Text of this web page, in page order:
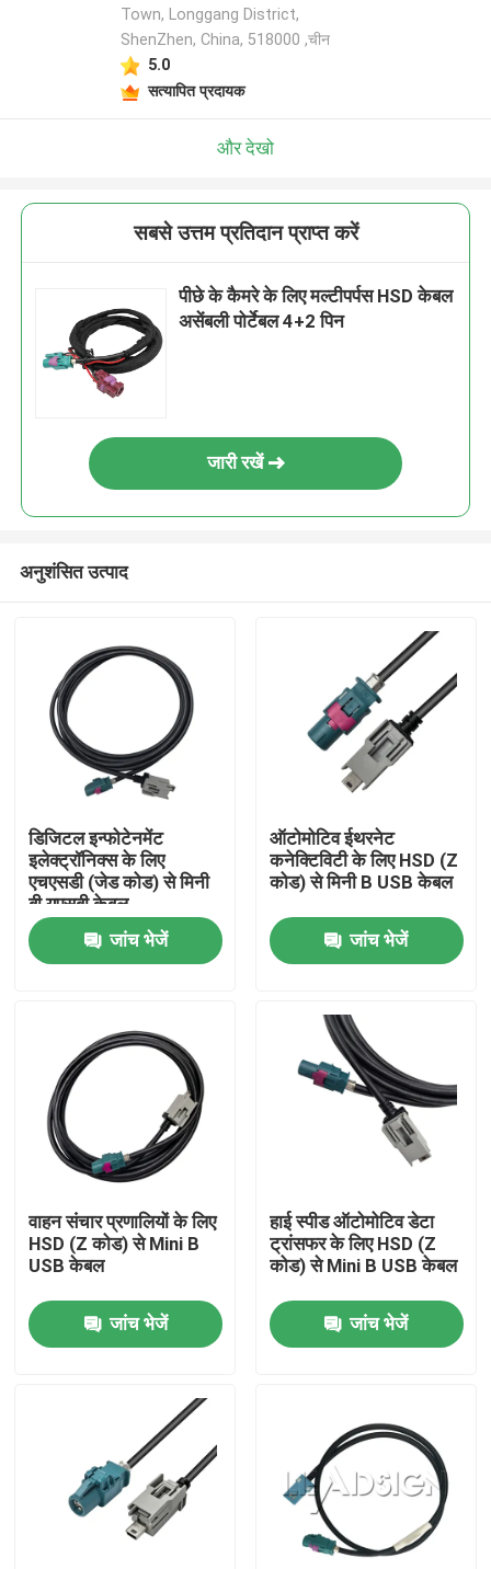
वीडियो
हमारे बारे में
कारखाना भ्रमण
संपर्क करें
एक उद्धरण की विनती करे
फकरा एचएसडी कनेक्टर
Town, Longgang District,
ShenZhen, China, 518000 ,चीन
5.0
सत्यापित प्रदायक
और देखो
सबसे उत्तम प्रतिदान प्राप्त करें
पीछे के कैमरे के लिए मल्टीपर्पस HSD केबल
असेंबली पोर्टेबल 4+2 पिन
जारी रखें
अनुशंसित उत्पाद
डिजिटल इन्फोटेनमेंट
इलेक्ट्रॉनिक्स के लिए
एचएसडी (जेड कोड) से मिनी
बी यूएसबी केबल
जांच भेजें
ऑटोमोटिव ईथरनेट
कनेक्टिविटी के लिए HSD (Z
कोड) से मिनी B USB केबल
जांच भेजें
वाहन संचार प्रणालियों के लिए
HSD (Z कोड) से Mini B
USB केबल
जांच भेजें
हाई स्पीड ऑटोमोटिव डेटा
ट्रांसफर के लिए HSD (Z
कोड) से Mini B USB केबल
जांच भेजें